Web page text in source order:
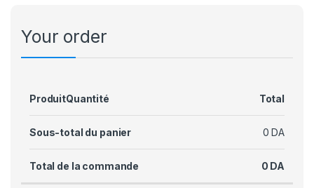
Your order
ProduitQuantité Total
Sous-total du panier 0 DA
Total de la commande 0 DA